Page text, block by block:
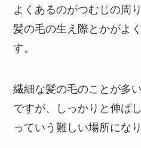
よくあるのがつむじの周
髪の毛の生え際とかがよ
す。
繊細な髪の毛のことが多
ですが、しっかりと伸ば
っていう難しい場所になり